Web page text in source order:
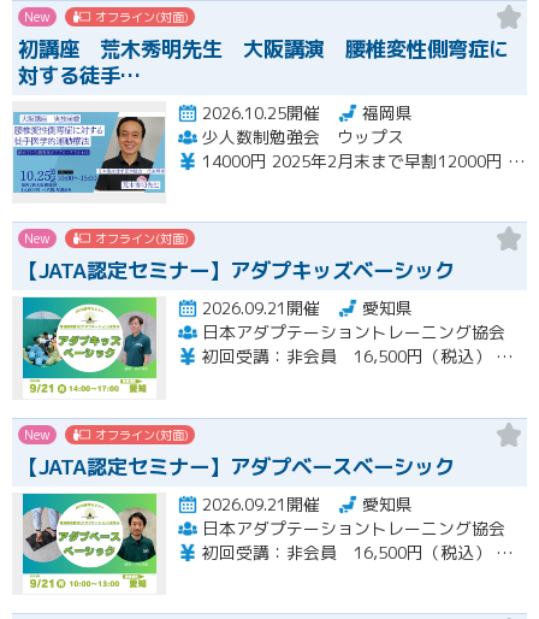
New オフライン(対面)
初講座 荒木秀明先生 大阪講演 腰椎変性側弯症に
対する徒手…
2026.10.25開催
福岡県
少人数制勉強会 ウップス
14000円 2025年2月末まで早割12000円 ペア割さらに1000円引き
New オフライン(対面)
【JATA認定セミナー】アダプキッズベーシック
2026.09.21開催
愛知県
日本アダプテーショントレーニング協会
初回受講：非会員 16,500円（税込） 一般会員 14,850円（税込） 特待会員 13,200円（税込) 会員再受講：一般会員 3,712円（税込） 特待会員 3,300円（税込）
New オフライン(対面)
【JATA認定セミナー】アダプベースベーシック
2026.09.21開催
愛知県
日本アダプテーショントレーニング協会
初回受講：非会員 16,500円（税込） 一般会員 14,850円（税込） 特待会員 13,200円（税込) 会員再受講：一般会員 3,712円（税込） 特待会員 3,300円（税込） 支払い方法：銀行事前振り込み